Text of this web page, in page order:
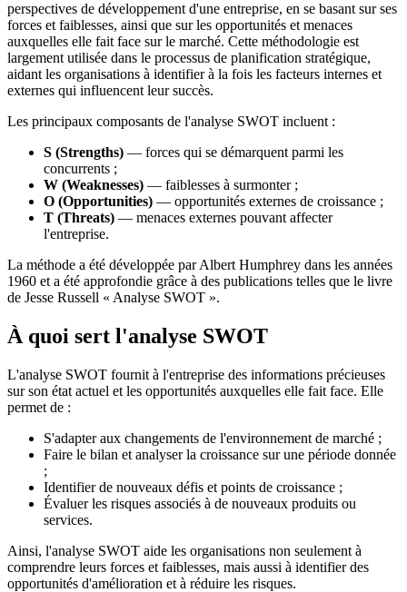
perspectives de développement d'une entreprise, en se basant sur ses
forces et faiblesses, ainsi que sur les opportunités et menaces
auxquelles elle fait face sur le marché. Cette méthodologie est
largement utilisée dans le processus de planification stratégique,
aidant les organisations à identifier à la fois les facteurs internes et
externes qui influencent leur succès.
Les principaux composants de l'analyse SWOT incluent :
S (Strengths) — forces qui se démarquent parmi les
concurrents ;
W (Weaknesses) — faiblesses à surmonter ;
O (Opportunities) — opportunités externes de croissance ;
T (Threats) — menaces externes pouvant affecter
l'entreprise.
La méthode a été développée par Albert Humphrey dans les années
1960 et a été approfondie grâce à des publications telles que le livre
de Jesse Russell « Analyse SWOT ».
À quoi sert l'analyse SWOT
L'analyse SWOT fournit à l'entreprise des informations précieuses
sur son état actuel et les opportunités auxquelles elle fait face. Elle
permet de :
S'adapter aux changements de l'environnement de marché ;
Faire le bilan et analyser la croissance sur une période donnée
;
Identifier de nouveaux défis et points de croissance ;
Évaluer les risques associés à de nouveaux produits ou
services.
Ainsi, l'analyse SWOT aide les organisations non seulement à
comprendre leurs forces et faiblesses, mais aussi à identifier des
opportunités d'amélioration et à réduire les risques.